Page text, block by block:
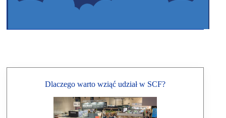
Dlaczego warto wziąć udział w SCF?